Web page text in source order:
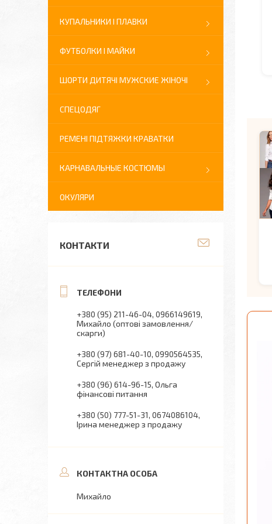
КУПАЛЬНИКИ І ПЛАВКИ
ФУТБОЛКИ І МАЙКИ
ШОРТИ ДИТЯЧІ МУЖСКИЕ ЖІНОЧІ
СПЕЦОДЯГ
РЕМЕНІ ПІДТЯЖКИ КРАВАТКИ
КАРНАВАЛЬНЫЕ КОСТЮМЫ
ОКУЛЯРИ
КОНТАКТИ
+380 (95) 211-46-04 0966149619
Михайло (оптові замовлення/
скарги)
+380 (97) 681-40-10 0990564535
Сергій менеджер з продажу
+380 (96) 614-96-15 Ольга
фінансові питання
+380 (50) 777-51-31 0674086104
Ірина менеджер з продажу
Михайло